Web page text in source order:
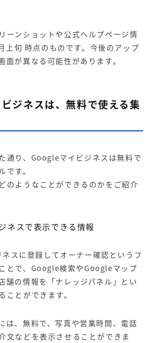
ーンショットや公式ヘルプページ情
上旬 時点のものです。今後のアップ
面が異なる可能性があります。
ジネスは、無料で使える集
通り、Googleマイビジネスは無料で
です。
のようなことができるのかをご紹介
ネスで表示できる情報
スに登録してオーナー確認というフ
とで、Google検索やGoogleマップ
舗の情報を「ナレッジパネル」とい
ことができます。
は、無料で、写真や営業時間、電話
文などを表示させることができま